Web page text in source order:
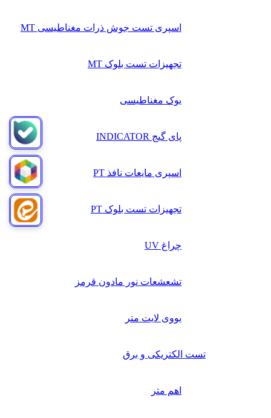
اسپری تست جوش ذرات مغناطیسی MT
تجهیزات تست بلوک MT
یوک مغناطیسی
پای گیج INDICATOR
اسپری مایعات نافذ PT
تجهیزات تست بلوک PT
چراغ UV
تشعشعات نور مادون قرمز
یووی لایت متر
تست الکتریکی و برق
اهم متر